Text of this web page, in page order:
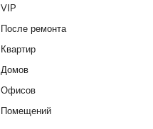
VIP
После ремонта
Квартир
Домов
Офисов
Помещений